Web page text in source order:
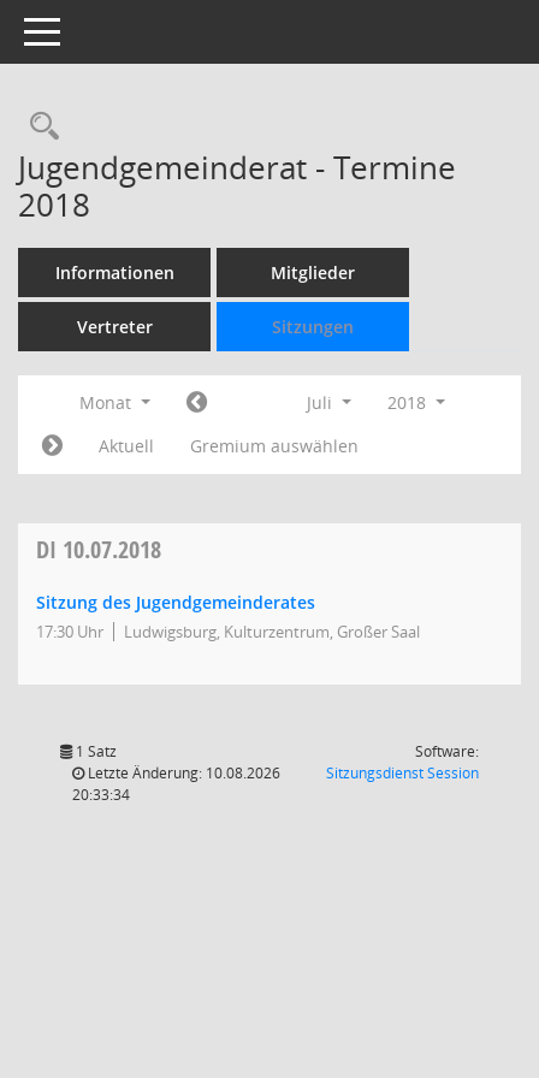
Toggle navigation
Rechercheauswahl
Jugendgemeinderat - Termine
2018
Informationen Mitglieder
Vertreter Sitzungen
Monat Juli
2018
Aktuell
Gremium auswählen
DI 10.07.2018
Sitzung des Jugendgemeinderates
17:30 Uhr Ludwigsburg, Kulturzentrum, Großer Saal
1 Satz
Letzte Änderung: 10.08.2026
20:33:34
Software:
SitzungsdienstSession(Wird in